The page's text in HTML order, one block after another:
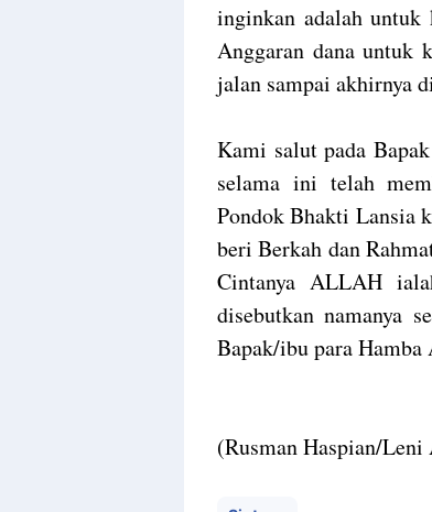
inginkan adalah
Anggaran dana untuk
jalan sampai akhirnya
Kami salut pada
selama ini telah
Pondok Bhakti Lansia
beri Berkah dan
Cintanya ALLAH
disebutkan namanya
Bapak/ibu para
(Rusman Haspian/